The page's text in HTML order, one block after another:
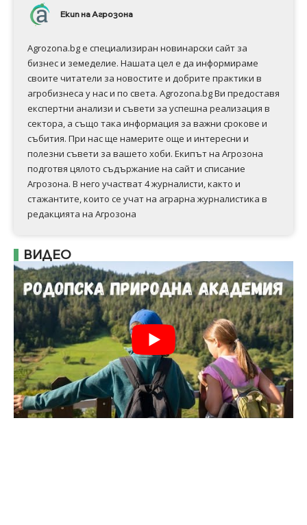
Екип на Агрозона
Agrozona.bg e специализиран новинарски сайт за
бизнес и земеделие. Нашата цел е да информираме
своите читатели за новостите и добрите практики в
агробизнеса у нас и по света. Agrozona.bg Ви предоставя
експертни анализи и съвети за успешна реализация в
сектора, а също така информация за важни срокове и
събития. При нас ще намерите още и интересни и
полезни съвети за вашето хоби. Екипът на Агрозона
подготвя цялото съдържание на сайт и списание
Агрозона. В него участват 4 журналисти, както и
стажантите, които се учат на аграрна журналистика в
редакцията на Агрозона
ВИДЕО